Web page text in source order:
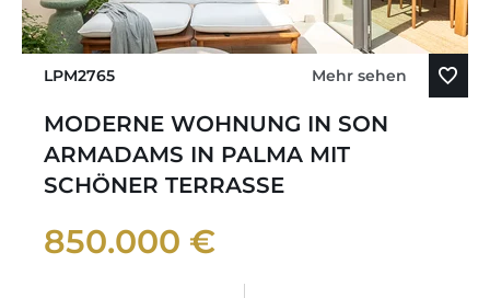
LPM2765 Mehr sehen
MODERNE WOHNUNG IN SON
ARMADAMS IN PALMA MIT
SCHÖNER TERRASSE
850.000 €